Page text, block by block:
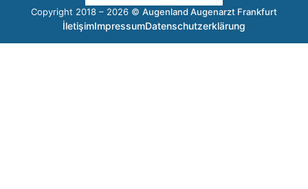
Copyright 2018 – 2026 © Augenland Augenarzt Frankfurt
İletişimImpressumDatenschutzerklärung